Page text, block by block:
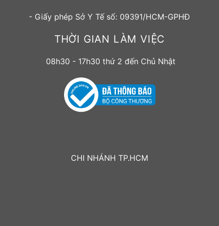
- Giấy phép Sở Y Tế số: 09391/HCM-GPHĐ
THỜI GIAN LÀM VIỆC
08h30 - 17h30 thứ 2 đến Chủ Nhật
CHI NHÁNH TP.HCM